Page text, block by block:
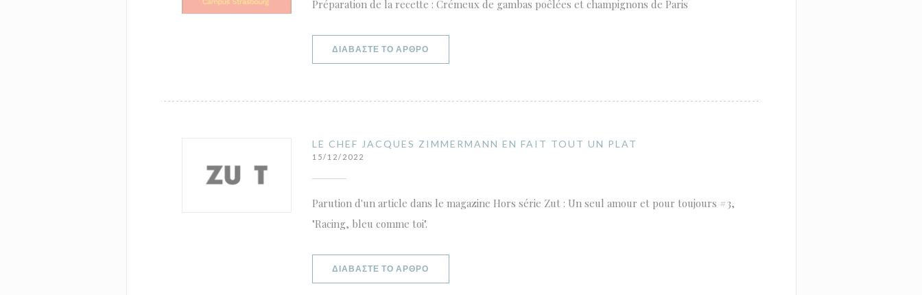
Préparation de la recette : Crémeux de gambas poêlées et champignons de Paris
ΔΙΑΒΆΣΤΕ ΤΟ ΆΡΘΡΟ
LE CHEF JACQUES ZIMMERMANN EN FAIT TOUT UN PLAT
15/12/2022
Parution d'un article dans le magazine Hors série Zut : Un seul amour et pour toujours #3,
"Racing, bleu comme toi".
ΔΙΑΒΆΣΤΕ ΤΟ ΆΡΘΡΟ